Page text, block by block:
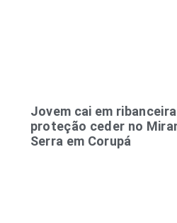
Jovem cai em
proteção ceder no
Serra em Corupá